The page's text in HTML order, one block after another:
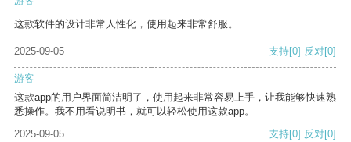
这款软件的设计非常人性化，使用起来非常舒服。
2025-09-05 支持[0] 反对[0]
游客
这款app的用户界面简洁明了，使用起来非常容易上手，让我能够快速熟
悉操作。我不用看说明书，就可以轻松使用这款app。
2025-09-05
支持[0] 反对[0]